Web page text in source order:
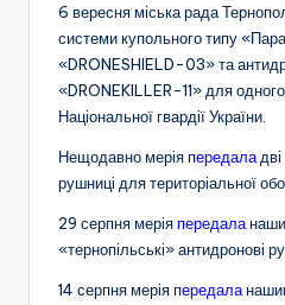
6 вересня міська рада
системи купольного типу
«DRONESHIELD-03» та
«DRONEKILLER-11» для одного
Національної гвардії України.
Нещодавно меріяпередала
рушниці для територіальної
29 серпня меріяпередала
«тернопільські» антидронові
14 серпня меріяпередала